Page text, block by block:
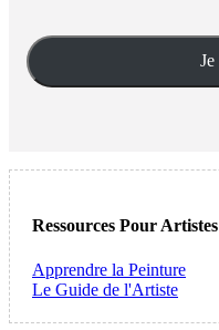
Ressources Pour Artistes
Apprendre la Peinture
Le Guide de l'Artiste